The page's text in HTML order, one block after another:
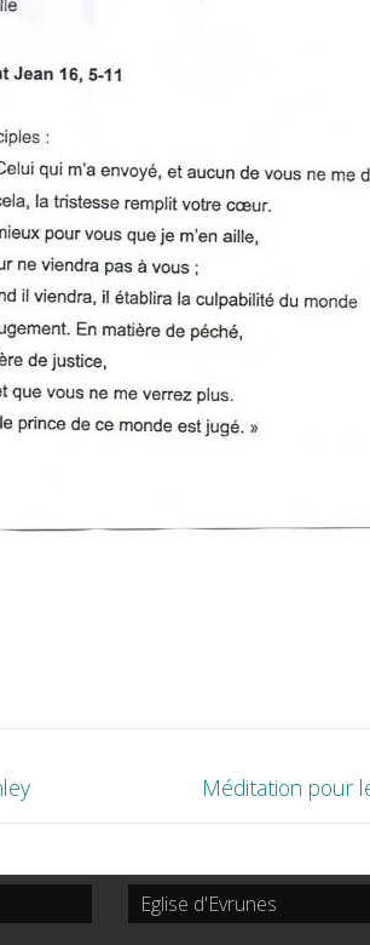
Next
Méditation pour
Eglise d'Evrunes